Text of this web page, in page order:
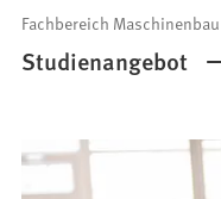
Fachbereich Maschinenbau
Studienangebot